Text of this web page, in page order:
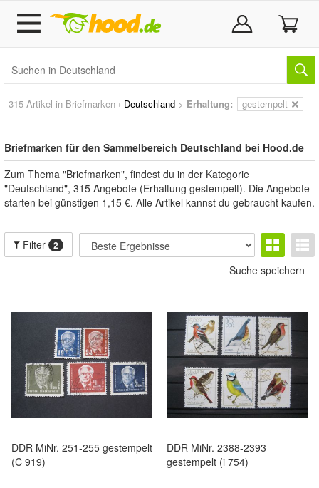
315 Artikel in Briefmarken › Deutschland > Erhaltung: gestempelt
Briefmarken für den Sammelbereich Deutschland bei Hood.de
Zum Thema "Briefmarken", findest du in der Kategorie
"Deutschland", 315 Angebote (Erhaltung gestempelt). Die Angebote
starten bei günstigen 1,15 €. Alle Artikel kannst du gebraucht kaufen.
Filter 2
Suche speichern
DDR MiNr. 251-255 gestempelt
(C 919)
DDR MiNr. 2388-2393
gestempelt (i 754)